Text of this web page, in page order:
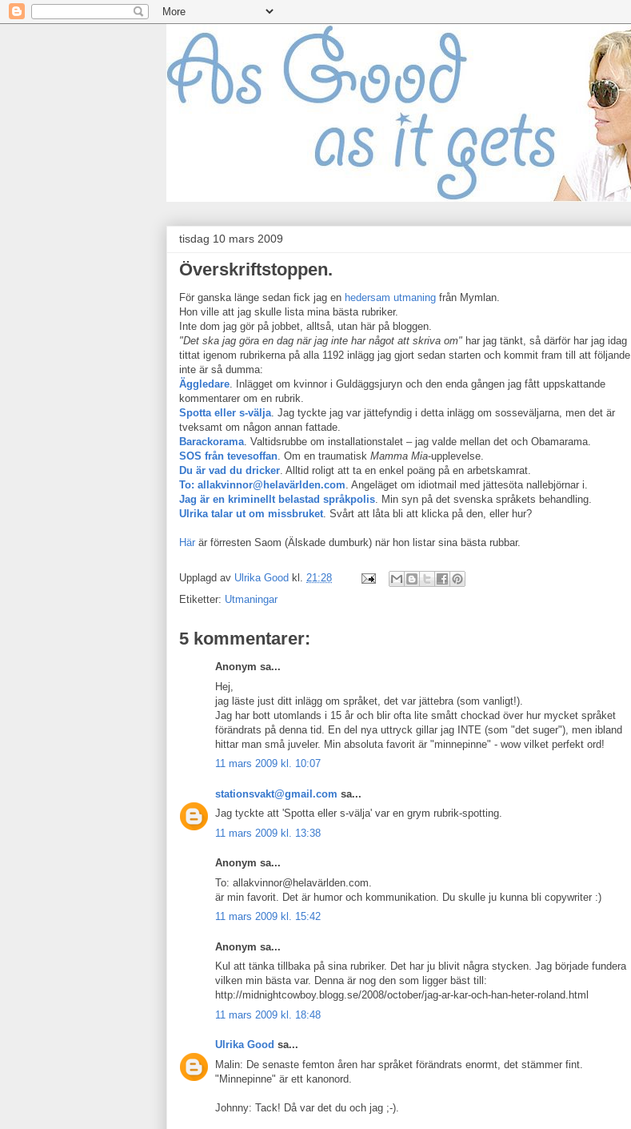
tisdag 10 mars 2009
Överskriftstoppen.
För ganska länge sedan fick jag en hedersam utmaning från Mymlan.
Hon ville att jag skulle lista mina bästa rubriker.
Inte dom jag gör på jobbet, alltså, utan här på bloggen.
"Det ska jag göra en dag när jag inte har något att skriva om" har jag tänkt, så därför har jag idag
tittat igenom rubrikerna på alla 1192 inlägg jag gjort sedan starten och kommit fram till att följande
inte är så dumma:
Äggledare. Inlägget om kvinnor i Guldäggsjuryn och den enda gången jag fått uppskattande
kommentarer om en rubrik.
Spotta eller s-välja. Jag tyckte jag var jättefyndig i detta inlägg om sosseväljarna, men det är
tveksamt om någon annan fattade.
Barackorama. Valtidsrubbe om installationstalet – jag valde mellan det och Obamarama.
SOS från tevesoffan. Om en traumatisk Mamma Mia-upplevelse.
Du är vad du dricker. Alltid roligt att ta en enkel poäng på en arbetskamrat.
To: allakvinnor@helavärlden.com. Angeläget om idiotmail med jättesöta nallebjörnar i.
Jag är en kriminellt belastad språkpolis. Min syn på det svenska språkets behandling.
Ulrika talar ut om missbruket. Svårt att låta bli att klicka på den, eller hur?
Här är förresten Saom (Älskade dumburk) när hon listar sina bästa rubbar.
Upplagd av Ulrika Good kl. 21:28
Etiketter: Utmaningar
5 kommentarer:
Anonym sa...
Hej,
jag läste just ditt inlägg om språket, det var jättebra (som vanligt!).
Jag har bott utomlands i 15 år och blir ofta lite smått chockad över hur mycket språket
förändrats på denna tid. En del nya uttryck gillar jag INTE (som "det suger"), men ibland
hittar man små juveler. Min absoluta favorit är "minnepinne" - wow vilket perfekt ord!
11 mars 2009 kl. 10:07
stationsvakt@gmail.com sa...
Jag tyckte att 'Spotta eller s-välja' var en grym rubrik-spotting.
11 mars 2009 kl. 13:38
Anonym sa...
To: allakvinnor@helavärlden.com.
är min favorit. Det är humor och kommunikation. Du skulle ju kunna bli copywriter :)
11 mars 2009 kl. 15:42
Anonym sa...
Kul att tänka tillbaka på sina rubriker. Det har ju blivit några stycken. Jag började fundera
vilken min bästa var. Denna är nog den som ligger bäst till:
http://midnightcowboy.blogg.se/2008/october/jag-ar-kar-och-han-heter-roland.html
11 mars 2009 kl. 18:48
Ulrika Good sa...
Malin: De senaste femton åren har språket förändrats enormt, det stämmer fint.
"Minnepinne" är ett kanonord.
Johnny: Tack! Då var det du och jag ;-).